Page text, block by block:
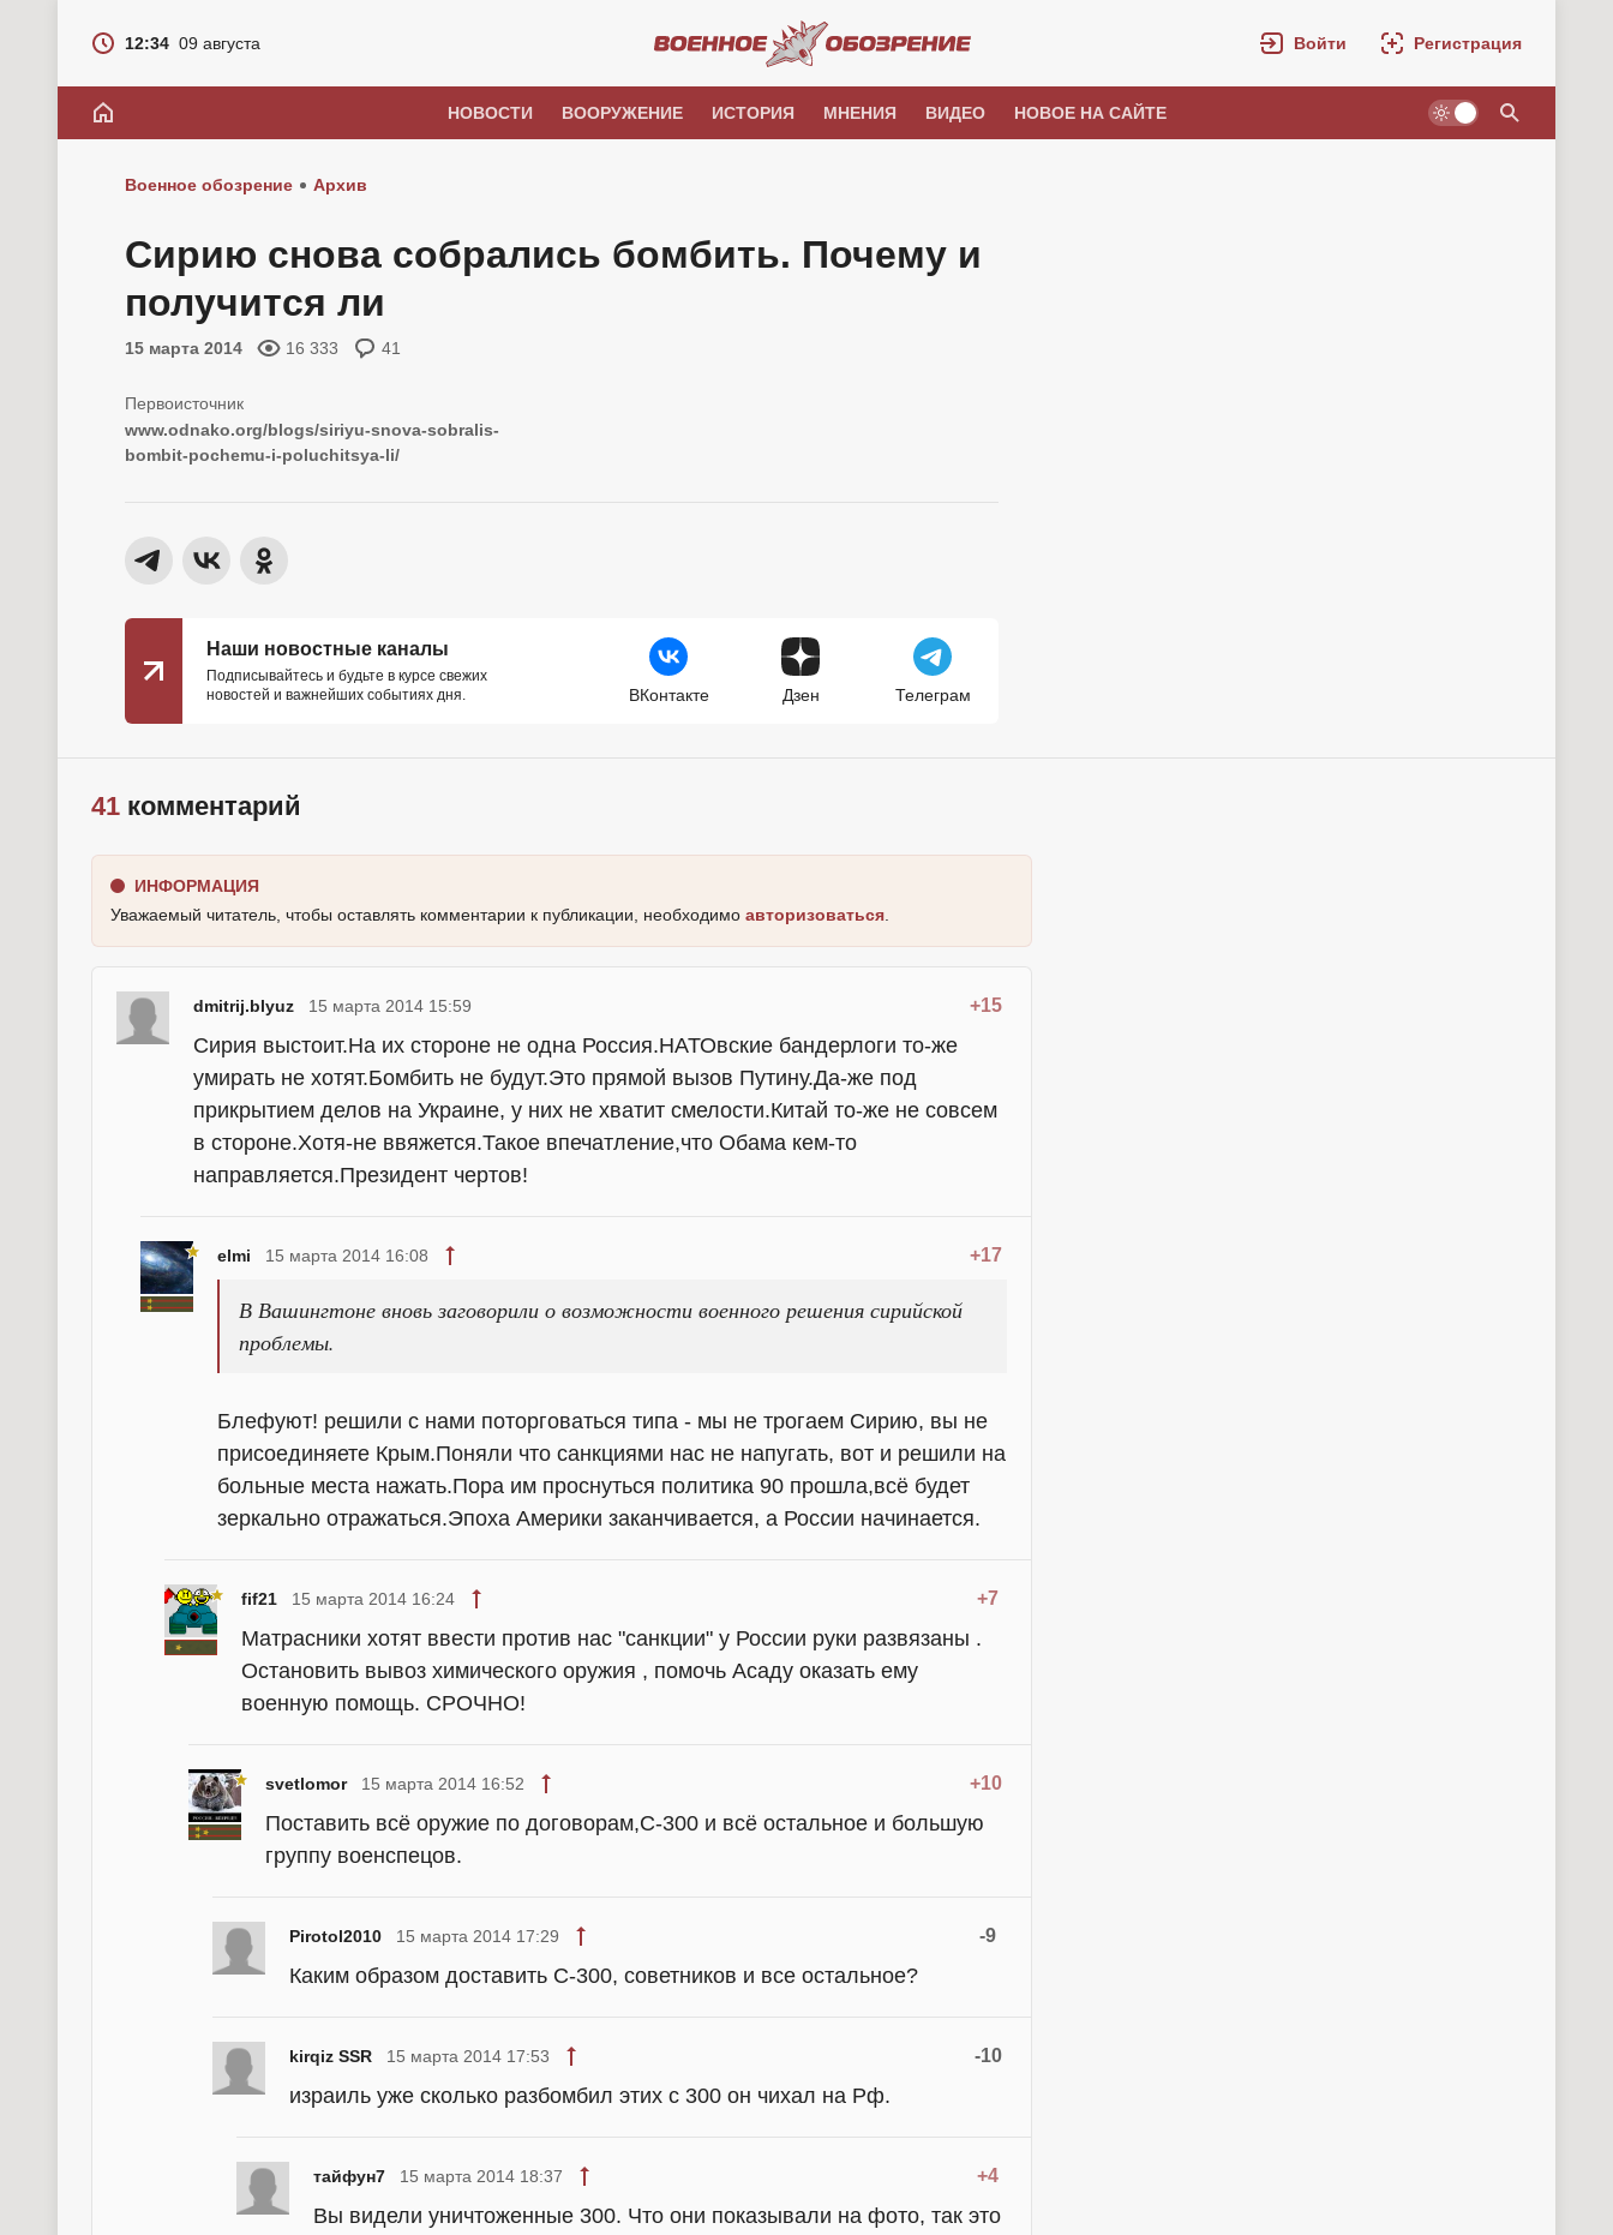
12:34 09 августа Войти Регистрация
НОВОСТИ ВООРУЖЕНИЕ ИСТОРИЯ МНЕНИЯ ВИДЕО НОВОЕ НА САЙТЕ
Военное обозрение Архив
Сирию снова собрались бомбить. Почему и
получится ли
15 марта 2014 16 333 41
www.odnako.org/blogs/siriyu-snova-sobralis-
bombit-pochemu-i-poluchitsya-li/
Наши новостные каналы
Подписывайтесь и будьте в курсе свежих
новостей и важнейших событиях дня.
ВКонтакте Дзен Телеграм
41 комментарий
ИНФОРМАЦИЯ
Уважаемый читатель, чтобы оставлять комментарии к публикации, необходимо авторизоваться
dmitrij.blyuz +15
15 марта 2014 15:59
Сирия выстоит.На их стороне не одна Россия.НАТОвские бандерлоги то-же
умирать не хотят.Бомбить не будут.Это прямой вызов Путину.Да-же под
прикрытием делов на Украине, у них не хватит смелости.Китай то-же не совсем
в стороне.Хотя-не ввяжется.Такое впечатление,что Обама кем-то
направляется.Президент чертов!
elmi +17
15 марта 2014 16:08
В Вашингтоне вновь заговорили о возможности военного решения сирийской
проблемы.
Блефуют! решили с нами поторговаться типа - мы не трогаем Сирию, вы не
присоединяете Крым.Поняли что санкциями нас не напугать, вот и решили на
больные места нажать.Пора им проснуться политика 90 прошла,всё будет
зеркально отражаться.Эпоха Америки заканчивается, а России начинается.
fif21 +7
15 марта 2014 16:24
Матрасники хотят ввести против нас "санкции" у России руки развязаны .
Остановить вывоз химического оружия , помочь Асаду оказать ему
военную помощь. СРОЧНО!
svetlomor +10
15 марта 2014 16:52
Поставить всё оружие по договорам,С-300 и всё остальное и большую
группу военспецов.
Pirotol2010 -9
15 марта 2014 17:29
Каким образом доставить С-300, советников и все остальное?
kirqiz SSR -10
15 марта 2014 17:53
израиль уже сколько разбомбил этих с 300 он чихал на Рф.
тайфун7 +4
15 марта 2014 18:37
Вы видели уничтоженные 300. Что они показывали на фото, так это